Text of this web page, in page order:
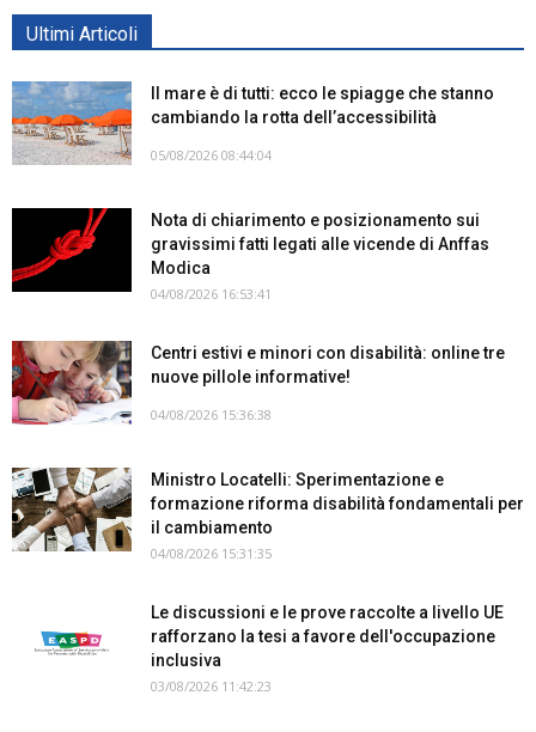
Ultimi Articoli
Il mare è di tutti: ecco le spiagge che stanno
cambiando la rotta dell’accessibilità
05/08/2026 08:44:04
Nota di chiarimento e posizionamento sui
gravissimi fatti legati alle vicende di Anffas
Modica
04/08/2026 16:53:41
Centri estivi e minori con disabilità: online tre
nuove pillole informative!
04/08/2026 15:36:38
Ministro Locatelli: Sperimentazione e
formazione riforma disabilità fondamentali per
il cambiamento
04/08/2026 15:31:35
Le discussioni e le prove raccolte a livello UE
rafforzano la tesi a favore dell'occupazione
inclusiva
03/08/2026 11:42:23